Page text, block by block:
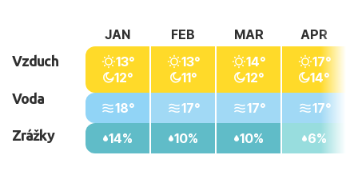
Vzduch
Voda
Zrážky
JAN
13°
12°
18°
14%
FEB
13°
11°
17°
10%
MAR
14°
12°
17°
10%
APR
17°
14°
17°
6%